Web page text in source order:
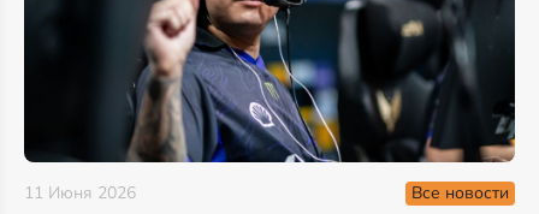
11 Июня 2026 Все новости